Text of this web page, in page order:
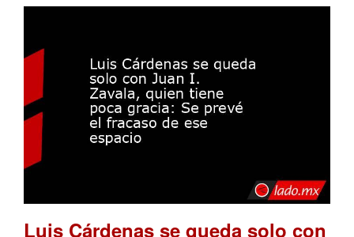
Luis Cárdenas se queda solo con